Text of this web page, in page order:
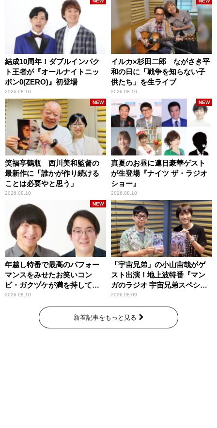
結成10周年！ダブルインパク
ト王者が『オールナイトニッ
ポン0(ZERO)』初登場
2026.08.10
イルカ×杉田二郎 ながさき平
和の日に「戦争を知らない子
供たち」を生ライブ
2026.08.10
笑福亭鶴瓶 西川美和監督の
最新作に「誰かが作り続ける
ことは必要やと思う」
2026.08.10
NEW
真夏のお昼に連日豪華ゲスト
が生登場『ナイツ ザ・ラジオ
ショー』
2026.08.10
NEW
年越し特番で最高のパフォー
マンスをみせたお笑いコン
ビ・ガクヅケが満を持して
『オールナイトニッポン
0(ZERO)』に登場！
2026.08.10
NEW
「宇宙兄弟」の小山宙哉がゲ
スト出演！地上波特番『マン
ガのラジオ 宇宙兄弟スペシャ
ル 』
2026.08.09
新着記事をもっと見る